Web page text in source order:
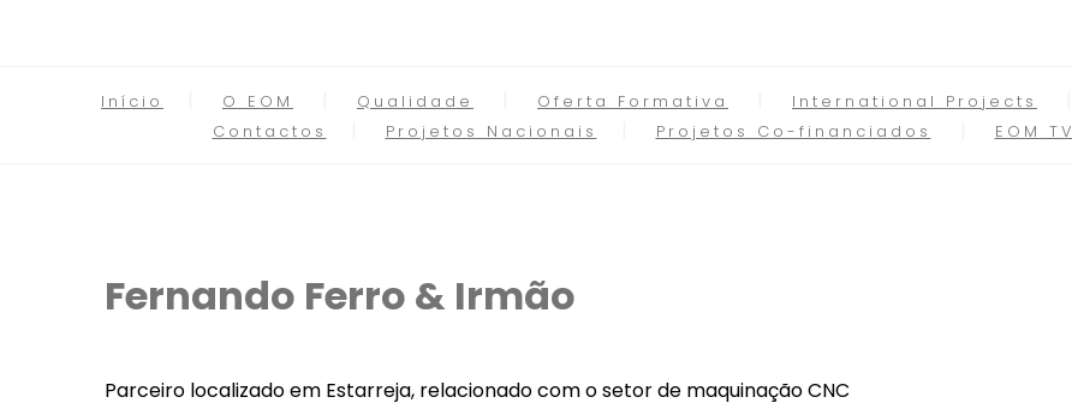
Início O EOM Qualidade Oferta Formativa International Projects
Contactos
Projetos Nacionais Projetos Co-financiados EOM TV
Fernando Ferro & Irmão
Parceiro localizado em Estarreja, relacionado com o setor de maquinação CNC